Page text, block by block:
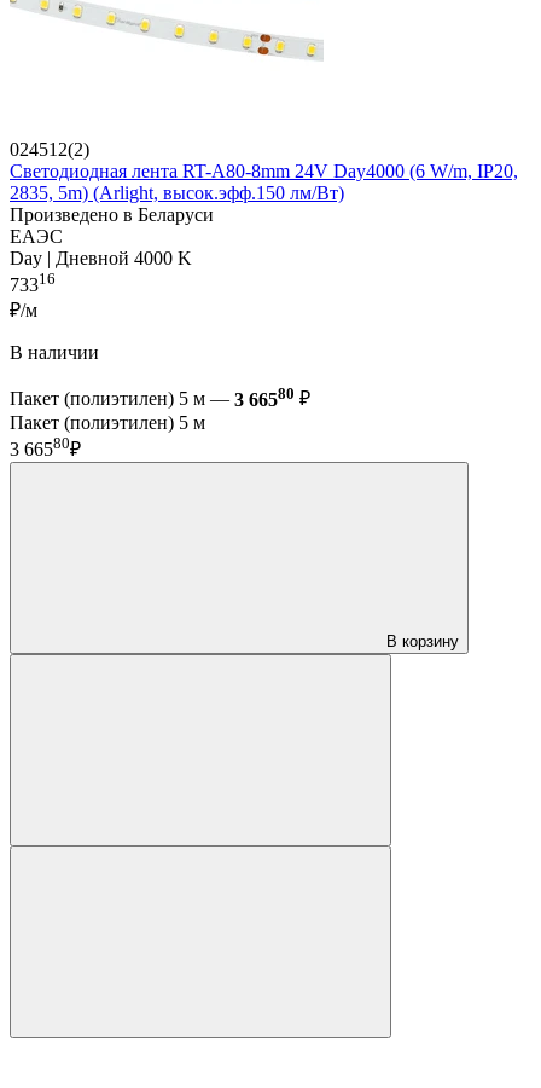
024512(2)
Светодиодная лента RT-A80-8mm 24V Day4000 (6 W/m, IP20,
2835, 5m) (Arlight, высок.эфф.150 лм/Вт)
Произведено в Беларуси
ЕАЭС
Day | Дневной 4000 K
73316
₽/м
В наличии
Пакет (полиэтилен) 5 м — 3 66580 ₽
Пакет (полиэтилен) 5 м
3 66580₽
В корзину